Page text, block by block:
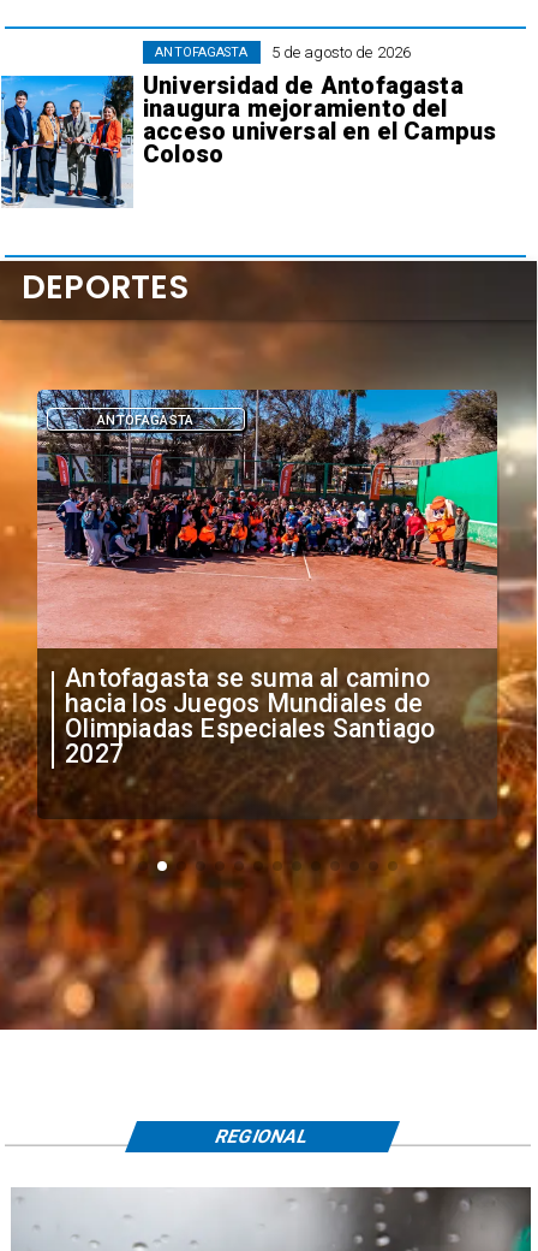
5 de agosto de 2026
Universidad de Antofagasta
inaugura mejoramiento del
acceso universal en el Campus
Coloso
ANTOFAGASTA
"Falta de profesionalismo": Sifup
anuncia medidas por situación
irregular de futbolistas
extranjeros
DEPORTES
DEPORTES
REGIONAL